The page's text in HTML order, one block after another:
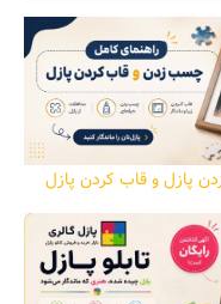
پازل و قاب کردن پازل